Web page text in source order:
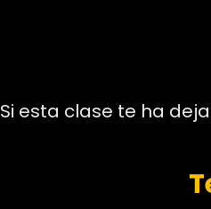
Si esta clase te ha